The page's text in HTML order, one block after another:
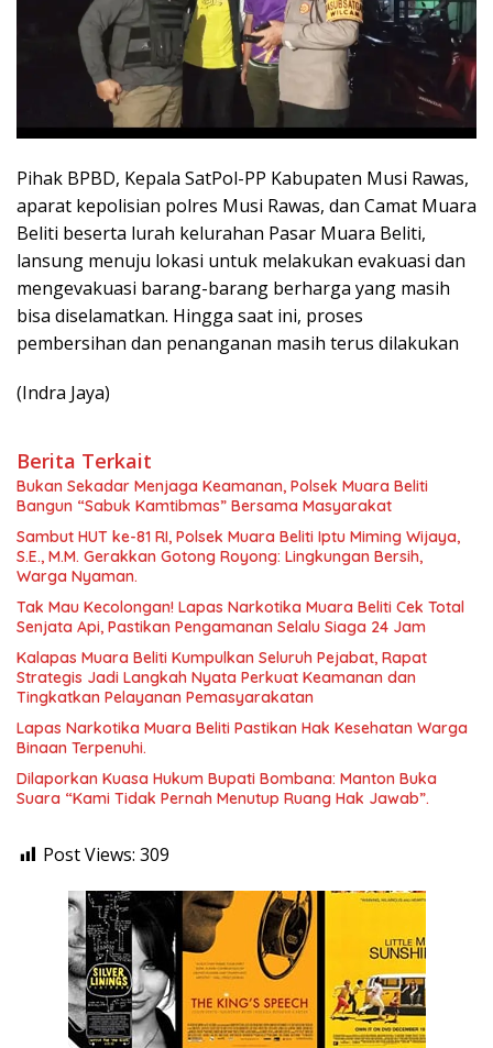
Pihak BPBD, Kepala SatPol-PP Kabupaten Musi Rawas,
aparat kepolisian polres Musi Rawas, dan Camat Muara
Beliti beserta lurah kelurahan Pasar Muara Beliti,
lansung menuju lokasi untuk melakukan evakuasi dan
mengevakuasi barang-barang berharga yang masih
bisa diselamatkan. Hingga saat ini, proses
pembersihan dan penanganan masih terus dilakukan
(Indra Jaya)
Berita Terkait
Bukan Sekadar Menjaga Keamanan, Polsek Muara Beliti
Bangun “Sabuk Kamtibmas” Bersama Masyarakat
Sambut HUT ke-81 RI, Polsek Muara Beliti Iptu Miming Wijaya,
S.E., M.M. Gerakkan Gotong Royong: Lingkungan Bersih,
Warga Nyaman.
Tak Mau Kecolongan! Lapas Narkotika Muara Beliti Cek Total
Senjata Api, Pastikan Pengamanan Selalu Siaga 24 Jam
Kalapas Muara Beliti Kumpulkan Seluruh Pejabat, Rapat
Strategis Jadi Langkah Nyata Perkuat Keamanan dan
Tingkatkan Pelayanan Pemasyarakatan
Lapas Narkotika Muara Beliti Pastikan Hak Kesehatan Warga
Binaan Terpenuhi.
Dilaporkan Kuasa Hukum Bupati Bombana: Manton Buka
Suara “Kami Tidak Pernah Menutup Ruang Hak Jawab”.
Post Views: 309